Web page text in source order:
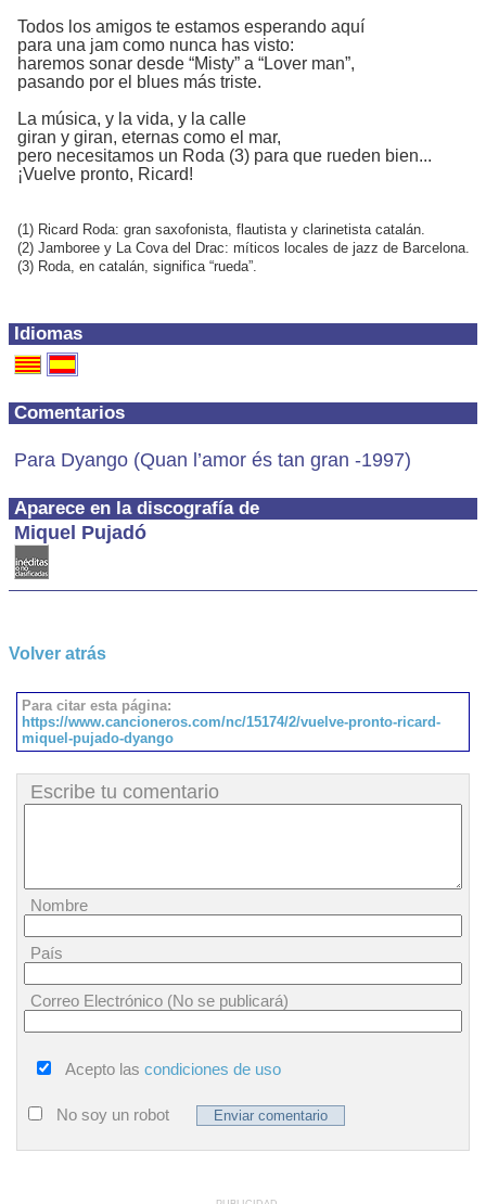
Idiomas
Comentarios
Para Dyango (Quan l’amor és tan gran -1997)
Aparece en la discografía de
Miquel Pujadó
Todos los amigos te estamos esperando aquí
para una jam como nunca has visto:
haremos sonar desde “Misty” a “Lover man”,
pasando por el blues más triste.
La música, y la vida, y la calle
giran y giran, eternas como el mar,
pero necesitamos un Roda (3) para que rueden bien...
¡Vuelve pronto, Ricard!
(1) Ricard Roda: gran saxofonista, flautista y clarinetista catalán.
(2) Jamboree y La Cova del Drac: míticos locales de jazz de Barcelona.
(3) Roda, en catalán, significa “rueda”.
Volver atrás
Para citar esta página:
https://www.cancioneros.com/nc/15174/2/vuelve-pronto-ricard-
miquel-pujado-dyango
Escribe tu comentario
Nombre
País
Correo Electrónico (No se publicará)
Acepto las condiciones de uso
No soy un robot